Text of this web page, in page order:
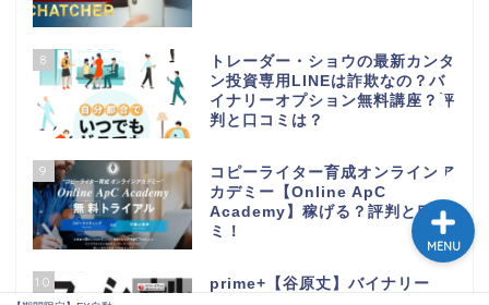
8
トレーダー・ショウの最新カンタ
ン投資専用LINEは詐欺なの？バ
イナリーオプション無料講座？評
判と口コミは？
9
コピーライター育成オンラインア
カデミー【Online ApC
Academy】稼げる？評判と口コ
ミ！
10
prime+【谷原丈】バイナリー
MENU
【期間限定】FX自動売買
が無料で試せる